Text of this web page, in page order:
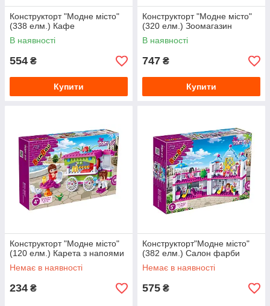
Конструкторт "Модне місто"
(338 елм.) Кафе
В наявності
554 ₴
Купити
Конструкторт "Модне місто"
(320 елм.) Зоомагазин
В наявності
747 ₴
Купити
Конструкторт "Модне місто"
(120 елм.) Карета з напоями
Немає в наявності
234 ₴
Конструкторт"Модне місто"
(382 елм.) Салон фарби
Немає в наявності
575 ₴